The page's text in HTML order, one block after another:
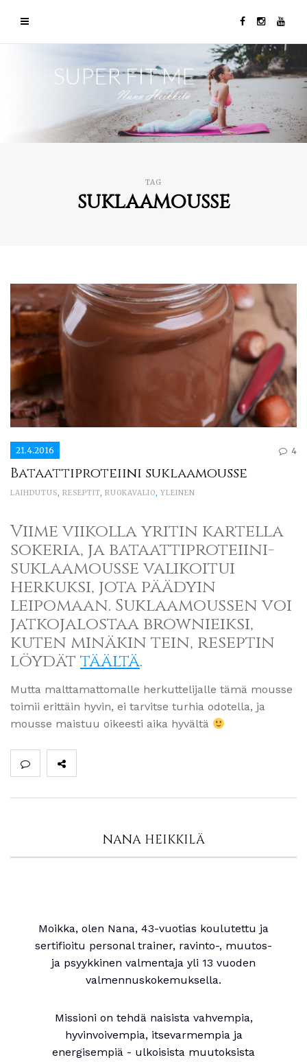
TAG
suklaamousse
21.4.2016 4
Bataattiproteiini suklaamousse
LAIHDUTUS, RESEPTIT, RUOKAVALIO, YLEINEN
Viime viikolla yritin kartella
sokeria, ja bataattiproteiini-
suklaamousse valikoitui
herkuksi, jota päädyin
leipomaan. Suklaamoussen voi
jatkojalostaa brownieiksi,
kuten minäkin tein, reseptin
löydät täältä.
Mutta malttamattomalle herkuttelijalle tämä mousse
toimii erittäin hyvin, ei tarvitse turhia odotella, ja
mousse maistuu oikeesti aika hyvältä
NANA HEIKKILÄ
Moikka, olen Nana, 43-vuotias koulutettu ja
sertifioitu personal trainer, ravinto-, muutos-
ja psyykkinen valmentaja yli 13 vuoden
valmennuskokemuksella.
Missioni on tehdä naisista vahvempia,
hyvinvoivempia, itsevarmempia ja
energisempiä - ulkoisista muutoksista